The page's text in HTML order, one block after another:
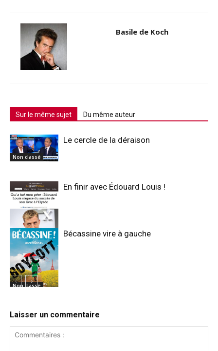
Basile de Koch
Sur le même sujet Du même auteur
Non classé
Le cercle de la déraison
Non classé
En finir avec Édouard Louis !
Non classé
Bécassine vire à gauche
Laisser un commentaire